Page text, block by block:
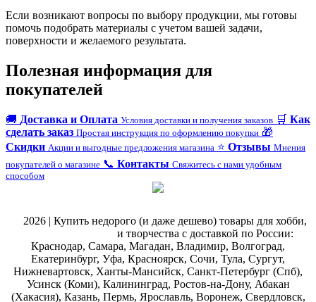
Если возникают вопросы по выбору продукции, мы готовы
помочь подобрать материалы с учетом вашей задачи,
поверхности и желаемого результата.
Полезная информация для
покупателей
🚚 Доставка и Оплата Условия доставки и получения заказов 🛒 Как
сделать заказ Простая инструкция по оформлению покупки 🎁
Скидки Акции и выгодные предложения магазина ⭐ Отзывы Мнения
покупателей о магазине 📞 Контакты Свяжитесь с нами удобным
способом
2026 | Купить недорого (и даже дешево) товары для хобби,
и творчества с доставкой по России:
Краснодар, Самара, Магадан, Владимир, Волгоград,
Екатеринбург, Уфа, Красноярск, Сочи, Тула, Сургут,
Нижневартовск, Ханты-Мансийск, Санкт-Петербург (Спб),
Усинск (Коми), Калининград, Ростов-на-Дону, Абакан
(Хакасия), Казань, Пермь, Ярославль, Воронеж, Свердловск,